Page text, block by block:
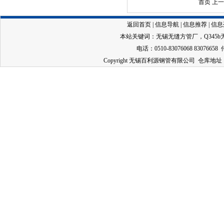
首页 上
返回首页 信息导航 信息推荐 信
本站关键词： 无锡无缝方管厂， Q345b
电话：0510-83076068 83076658
Copyright 无锡百利源钢管有限公司 仓库地